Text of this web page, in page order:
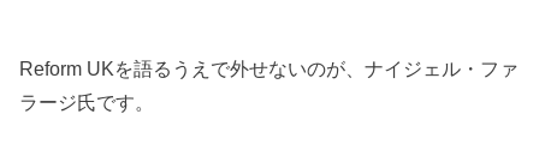
Reform UKを語るうえで外せないのが、ナイジェル・ファ
ラージ氏です。